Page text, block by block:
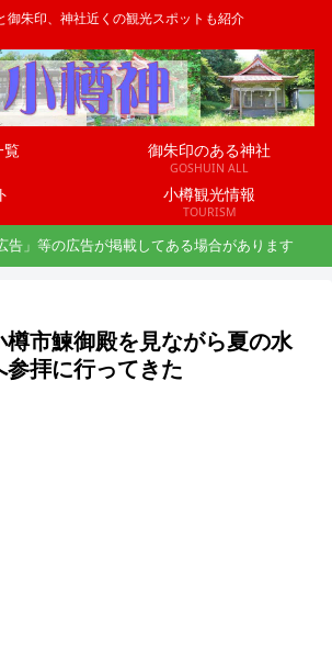
御朱印、神社近くの観光スポットも紹介
覧 御朱印のある神社
GOSHUIN ALL
小樽観光情報
TOURISM
告」等の広告が掲載してある場合があります
樽市鰊御殿を見ながら夏の水
参拝に行ってきた